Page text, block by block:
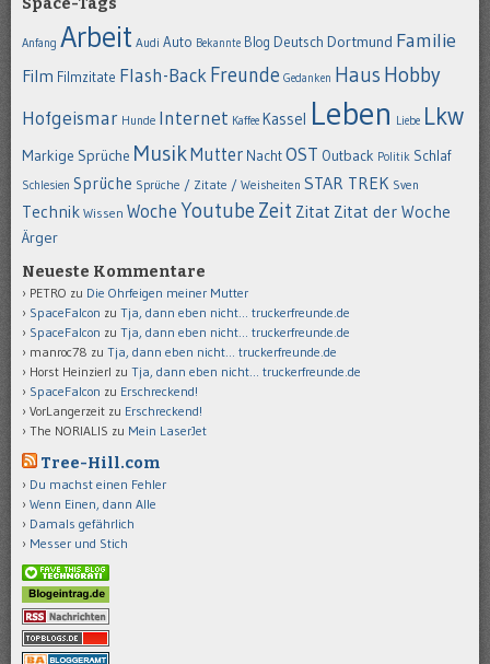
Space-Tags
Anfang Arbeit Audi Auto Bekannte Blog Deutsch Dortmund Familie
Film Filmzitate Flash-BackFreunde Gedanken Haus Hobby
Hofgeismar Hunde Internet Kaffee Kassel Leben Liebe Lkw
Markige Sprüche MusikMutter NachtOST Outback Politik Schlaf
Schlesien Sprüche Sprüche / Zitate / Weisheiten STAR TREK Sven
Technik Wissen Woche Youtube Zeit Zitat Zitat der Woche
Ärger
Neueste Kommentare
PETRO zu Die Ohrfeigen meiner Mutter
SpaceFalcon zu Tja, dann eben nicht… truckerfreunde.de
SpaceFalcon zu Tja, dann eben nicht… truckerfreunde.de
manroc78 zu Tja, dann eben nicht… truckerfreunde.de
Horst Heinzierl zu Tja, dann eben nicht… truckerfreunde.de
SpaceFalcon zu Erschreckend!
VorLangerzeit zu Erschreckend!
The NORIALIS zu Mein LaserJet
Tree-Hill.com
Du machst einen Fehler
Wenn Einen, dann Alle
Damals gefährlich
Messer und Stich